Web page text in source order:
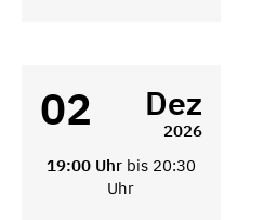
02 Dez
2026
19:00 Uhr bis 20:30
Uhr